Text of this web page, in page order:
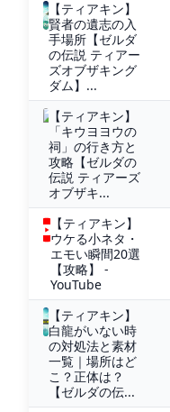
【ティアキン】
賢者の遺志の入
手場所【ゼルダ
の伝説 ティアー
ズオブザキング
ダム】...
【ティアキン】
「キウヨヨウの
祠」の行き方と
攻略【ゼルダの
伝説 ティアーズ
オブザキ...
【ティアキン】
ウケる小ネタ・
エモい瞬間20選
【攻略】 -
YouTube
【ティアキン】
白龍がいない時
の対処法と素材
一覧｜場所はど
こ？正体は？
【ゼルダの伝...